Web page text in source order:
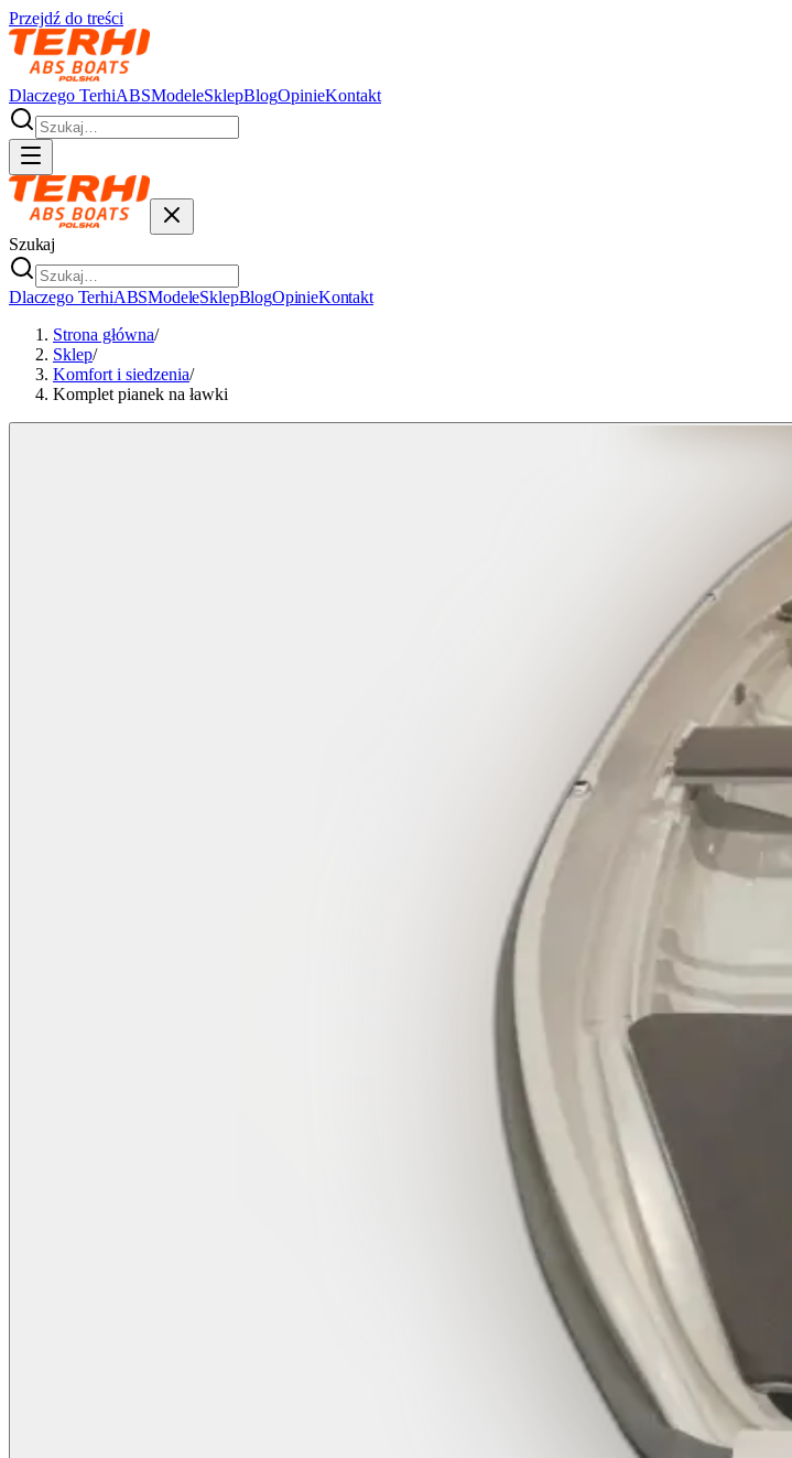
Przejdź do treści
Dlaczego TerhiABSModeleSklepBlogOpinieKontakt
Szukaj
Dlaczego TerhiABSModeleSklepBlogOpinieKontakt
Strona główna/
Sklep/
Komfort i siedzenia/
Komplet pianek na ławki